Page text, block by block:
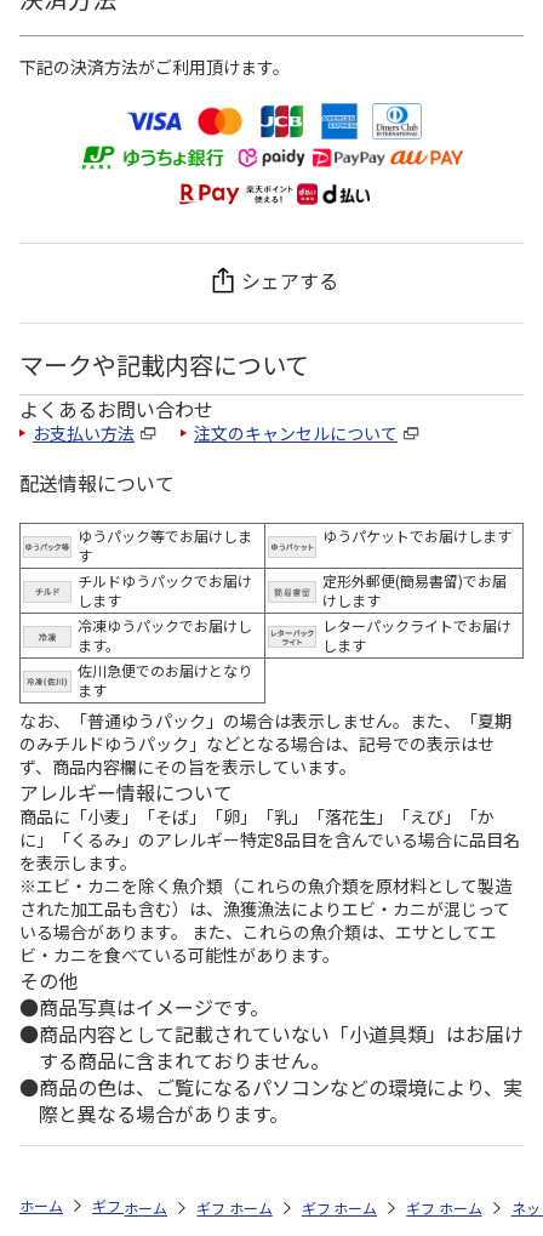
下記の決済方法がご利用頂けます。
シェアする
マークや記載内容について
よくあるお問い合わせ
お支払い方法 注文のキャンセルについて
配送情報について
ゆうパック等でお届けしま
す
ゆうパケットでお届けします
チルドゆうパックでお届け
します
定形外郵便(簡易書留)でお届
けします
冷凍ゆうパックでお届けし
ます。
レターパックライトでお届け
します
佐川急便でのお届けとなり
ます
なお、「普通ゆうパック」の場合は表示しません。また、「夏期
のみチルドゆうパック」などとなる場合は、記号での表示はせ
ず、商品内容欄にその旨を表示しています。
アレルギー情報について
商品に「小麦」「そば」「卵」「乳」「落花生」「えび」「か
に」「くるみ」のアレルギー特定8品目を含んでいる場合に品目名
を表示します。
※エビ・カニを除く魚介類（これらの魚介類を原材料として製造
された加工品も含む）は、漁獲漁法によりエビ・カニが混じって
いる場合があります。 また、これらの魚介類は、エサとしてエ
ビ・カニを食べている可能性があります。
その他
商品写真はイメージです。
商品内容として記載されていない「小道具類」はお届け
する商品に含まれておりません。
商品の色は、ご覧になるパソコンなどの環境により、実
際と異なる場合があります。
ホーム ギフトストア お中元・夏ギフト特集 2026 うなぎ・魚・海鮮
ホーム ギフトストア お中元・夏ギフト特集 2026
ホーム ギフトストア お中元・夏ギフト
ホーム ギフトストア お
ホーム ネ